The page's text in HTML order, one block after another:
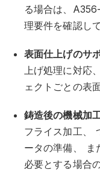
る場合は、
理要件を確認し
表面仕上げのサ
上げ処理に対応、
ェクトごとの表
鋳造後の機械加
フライス加工、
ータの準備、
ま
必要とする場合